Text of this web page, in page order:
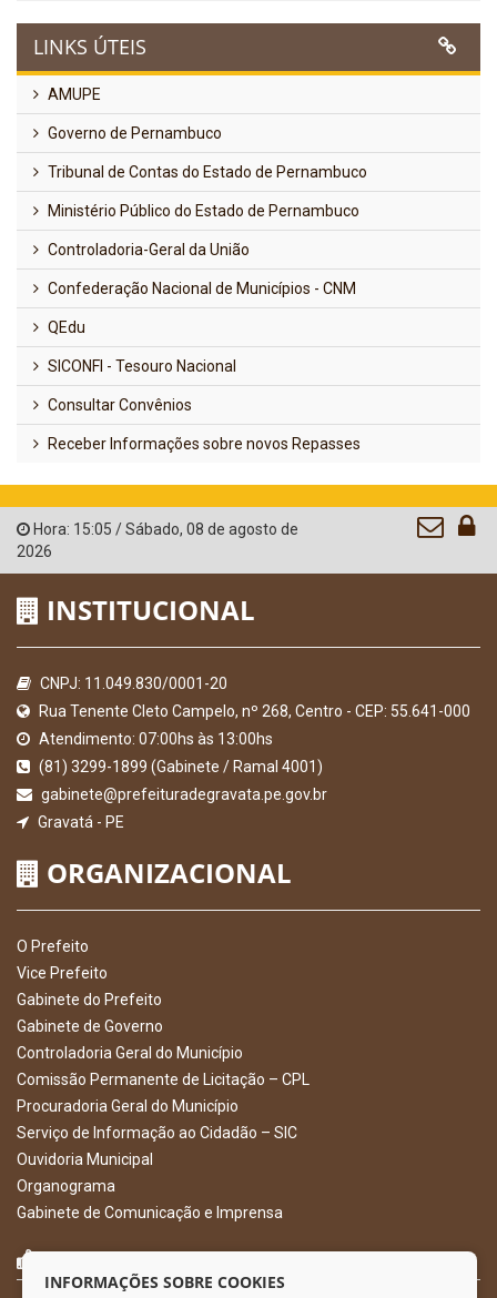
LINKS ÚTEIS
AMUPE
Governo de Pernambuco
Tribunal de Contas do Estado de Pernambuco
Ministério Público do Estado de Pernambuco
Controladoria-Geral da União
Confederação Nacional de Municípios - CNM
QEdu
SICONFI - Tesouro Nacional
Consultar Convênios
Receber Informações sobre novos Repasses
Hora: 15:05 /Sábado, 08 de agosto de
2026
INSTITUCIONAL
CNPJ: 11.049.830/0001-20
Rua Tenente Cleto Campelo, nº 268, Centro - CEP: 55.641-000
Atendimento: 07:00hs às 13:00hs
(81) 3299-1899 (Gabinete / Ramal 4001)
gabinete@prefeituradegravata.pe.gov.br
Gravatá - PE
ORGANIZACIONAL
O Prefeito
Vice Prefeito
Gabinete do Prefeito
Gabinete de Governo
Controladoria Geral do Município
Comissão Permanente de Licitação – CPL
Procuradoria Geral do Município
Serviço de Informação ao Cidadão – SIC
Ouvidoria Municipal
Organograma
Gabinete de Comunicação e Imprensa
CURTA NOSSA FAN PAGE
INFORMAÇÕES SOBRE COOKIES